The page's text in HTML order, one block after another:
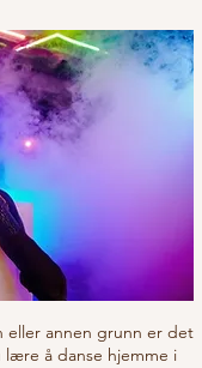
eller annen grunn er det
lære å danse hjemme i